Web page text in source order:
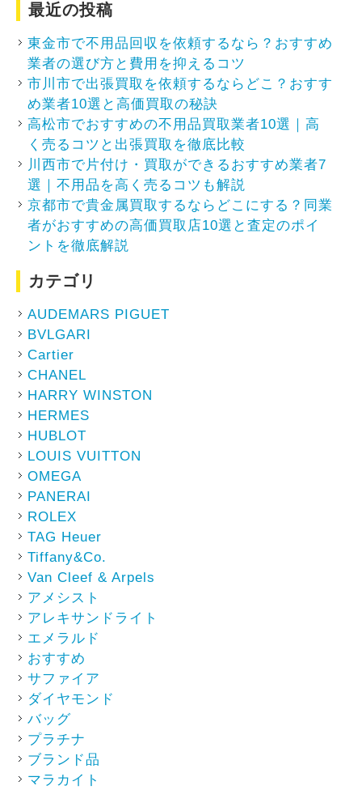
最近の投稿
東金市で不用品回収を依頼するなら？おすすめ
業者の選び方と費用を抑えるコツ
市川市で出張買取を依頼するならどこ？おすす
め業者10選と高価買取の秘訣
高松市でおすすめの不用品買取業者10選｜高
く売るコツと出張買取を徹底比較
川西市で片付け・買取ができるおすすめ業者7
選｜不用品を高く売るコツも解説
京都市で貴金属買取するならどこにする？同業
者がおすすめの高価買取店10選と査定のポイ
ントを徹底解説
カテゴリ
AUDEMARS PIGUET
BVLGARI
Cartier
CHANEL
HARRY WINSTON
HERMES
HUBLOT
LOUIS VUITTON
OMEGA
PANERAI
ROLEX
TAG Heuer
Tiffany&Co.
Van Cleef & Arpels
アメシスト
アレキサンドライト
エメラルド
おすすめ
サファイア
ダイヤモンド
バッグ
プラチナ
ブランド品
マラカイト